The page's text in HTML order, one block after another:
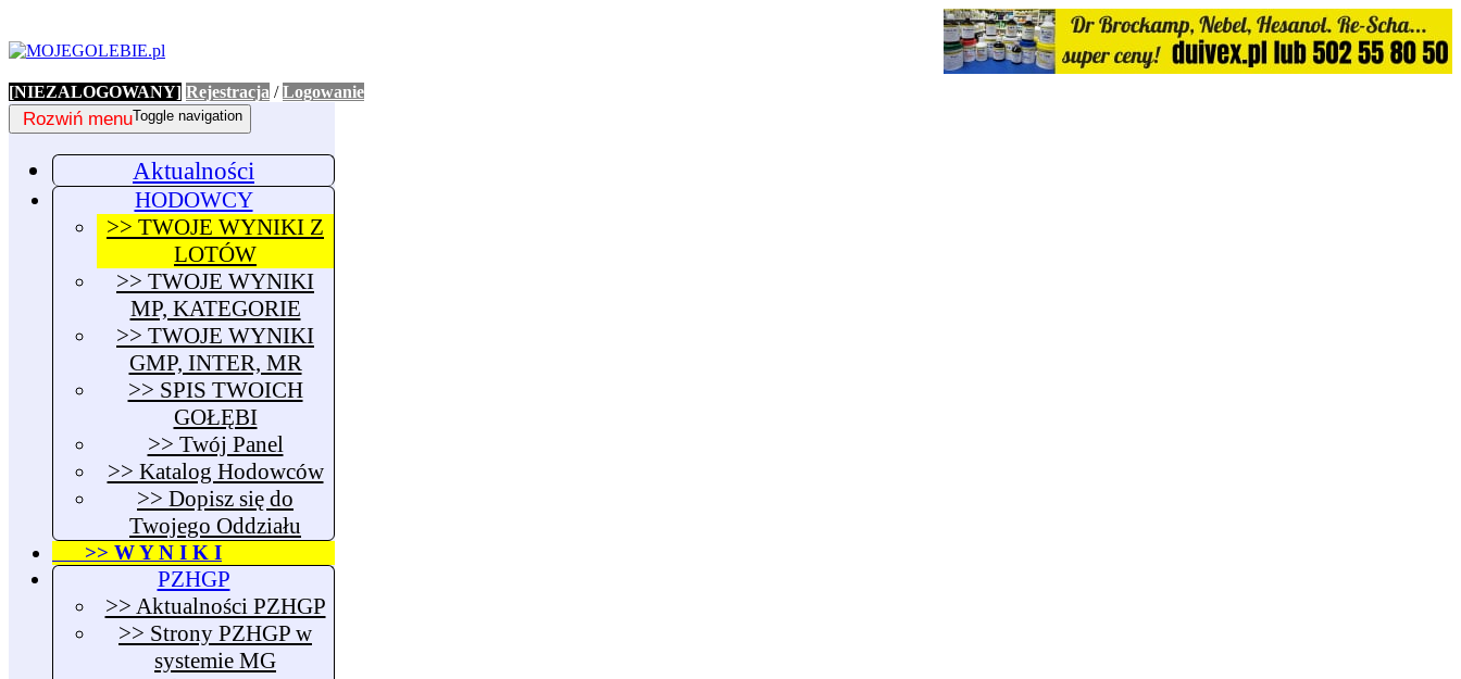
[NIEZALOGOWANY] Rejestracja /Logowanie
Toggle navigation
Rozwiń menu
Aktualności
HODOWCY
>> TWOJE WYNIKI Z
LOTÓW
>> TWOJE WYNIKI
MP, KATEGORIE
>> TWOJE WYNIKI
GMP, INTER, MR
>> SPIS TWOICH
GOŁĘBI
>> Twój Panel
>> Katalog Hodowców
>> Dopisz się do
Twojego Oddziału
>> W Y N I K I
PZHGP
>> Aktualności PZHGP
>> Strony PZHGP w
systemie MG